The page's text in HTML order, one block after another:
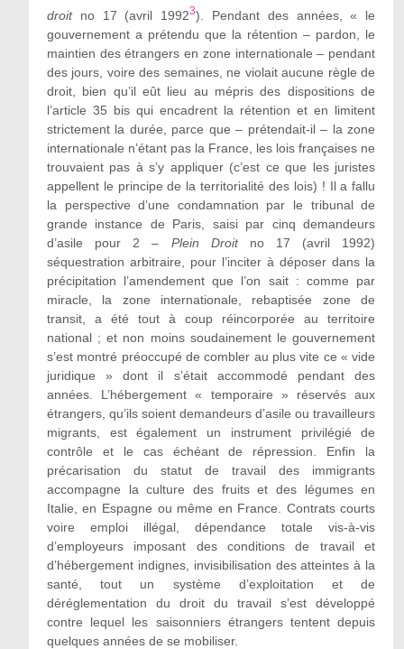
droitno 17 (avril 19923). Pendant des années, « le
gouvernement a prétendu que la rétention – pardon, le
maintien des étrangers en zone internationale – pendant
des jours, voire des semaines, ne violait aucune règle de
droit, bien qu’il eût lieu au mépris des dispositions de
l’article 35 bis qui encadrent la rétention et en limitent
strictement la durée, parce que – prétendait-il – la zone
internationale n’étant pas la France, les lois françaises ne
trouvaient pas à s’y appliquer (c’est ce que les juristes
appellent le principe de la territorialité des lois) ! Il a fallu
la perspective d’une condamnation par le tribunal de
grande instance de Paris, saisi par cinq demandeurs
d’asile pour 2 – Plein Droitno 17 (avril 1992)
séquestration arbitraire, pour l’inciter à déposer dans la
précipitation l’amendement que l’on sait : comme par
miracle, la zone internationale, rebaptisée zone de
transit, a été tout à coup réincorporée au territoire
national ; et non moins soudainement le gouvernement
s’est montré préoccupé de combler au plus vite ce « vide
juridique » dont il s’était accommodé pendant des
années. L’hébergement « temporaire » réservés aux
étrangers, qu’ils soient demandeurs d’asile ou travailleurs
migrants, est également un instrument privilégié de
contrôle et le cas échéant de répression. Enfin la
précarisation du statut de travail des immigrants
accompagne la culture des fruits et des légumes en
Italie, en Espagne ou même en France. Contrats courts
voire emploi illégal, dépendance totale vis-à-vis
d’employeurs imposant des conditions de travail et
d’hébergement indignes, invisibilisation des atteintes à la
santé, tout un système d’exploitation et de
déréglementation du droit du travail s’est développé
contre lequel les saisonniers étrangers tentent depuis
quelques années de se mobiliser.